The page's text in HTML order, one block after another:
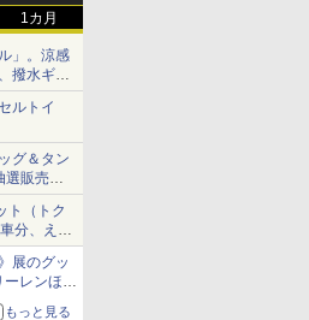
1カ月
」。涼感
撥水ギア
ルトイ
グ＆タン
選販売の
ト（トク
分、えき
展のグッ
ーレンほ
もっと見る